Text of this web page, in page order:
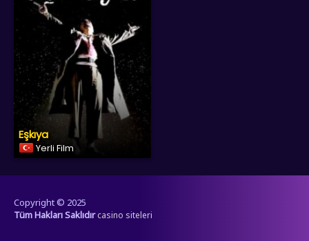
Eşkıya
Yerli Film
Copyright © 2025
Tüm Hakları Saklıdır casino siteleri